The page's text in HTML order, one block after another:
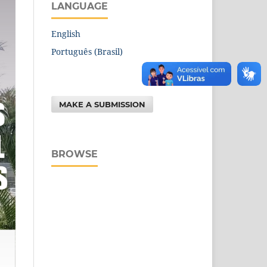
LANGUAGE
English
Português (Brasil)
MAKE A SUBMISSION
BROWSE